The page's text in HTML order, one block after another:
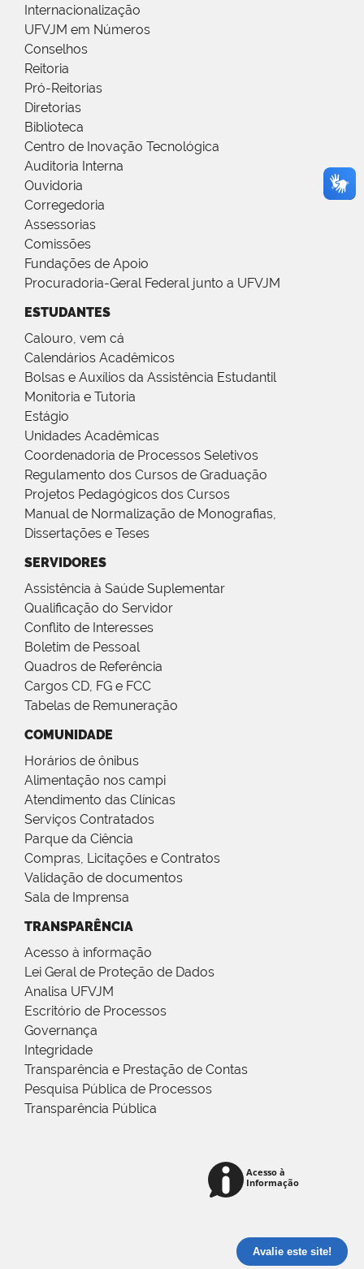
Internacionalização
UFVJM em Números
Conselhos
Reitoria
Pró-Reitorias
Diretorias
Biblioteca
Centro de Inovação Tecnológica
Auditoria Interna
Ouvidoria
Corregedoria
Assessorias
Comissões
Fundações de Apoio
Procuradoria-Geral Federal junto a UFVJM
ESTUDANTES
Calouro, vem cá
Calendários Acadêmicos
Bolsas e Auxílios da Assistência Estudantil
Monitoria e Tutoria
Estágio
Unidades Acadêmicas
Coordenadoria de Processos Seletivos
Regulamento dos Cursos de Graduação
Projetos Pedagógicos dos Cursos
Manual de Normalização de Monografias,
Dissertações e Teses
SERVIDORES
Assistência à Saúde Suplementar
Qualificação do Servidor
Conflito de Interesses
Boletim de Pessoal
Quadros de Referência
Cargos CD, FG e FCC
Tabelas de Remuneração
COMUNIDADE
Horários de ônibus
Alimentação nos campi
Atendimento das Clínicas
Serviços Contratados
Parque da Ciência
Compras, Licitações e Contratos
Validação de documentos
Sala de Imprensa
TRANSPARÊNCIA
Acesso à informação
Lei Geral de Proteção de Dados
Analisa UFVJM
Escritório de Processos
Governança
Integridade
Transparência e Prestação de Contas
Pesquisa Pública de Processos
Transparência Pública
Avalie este site!